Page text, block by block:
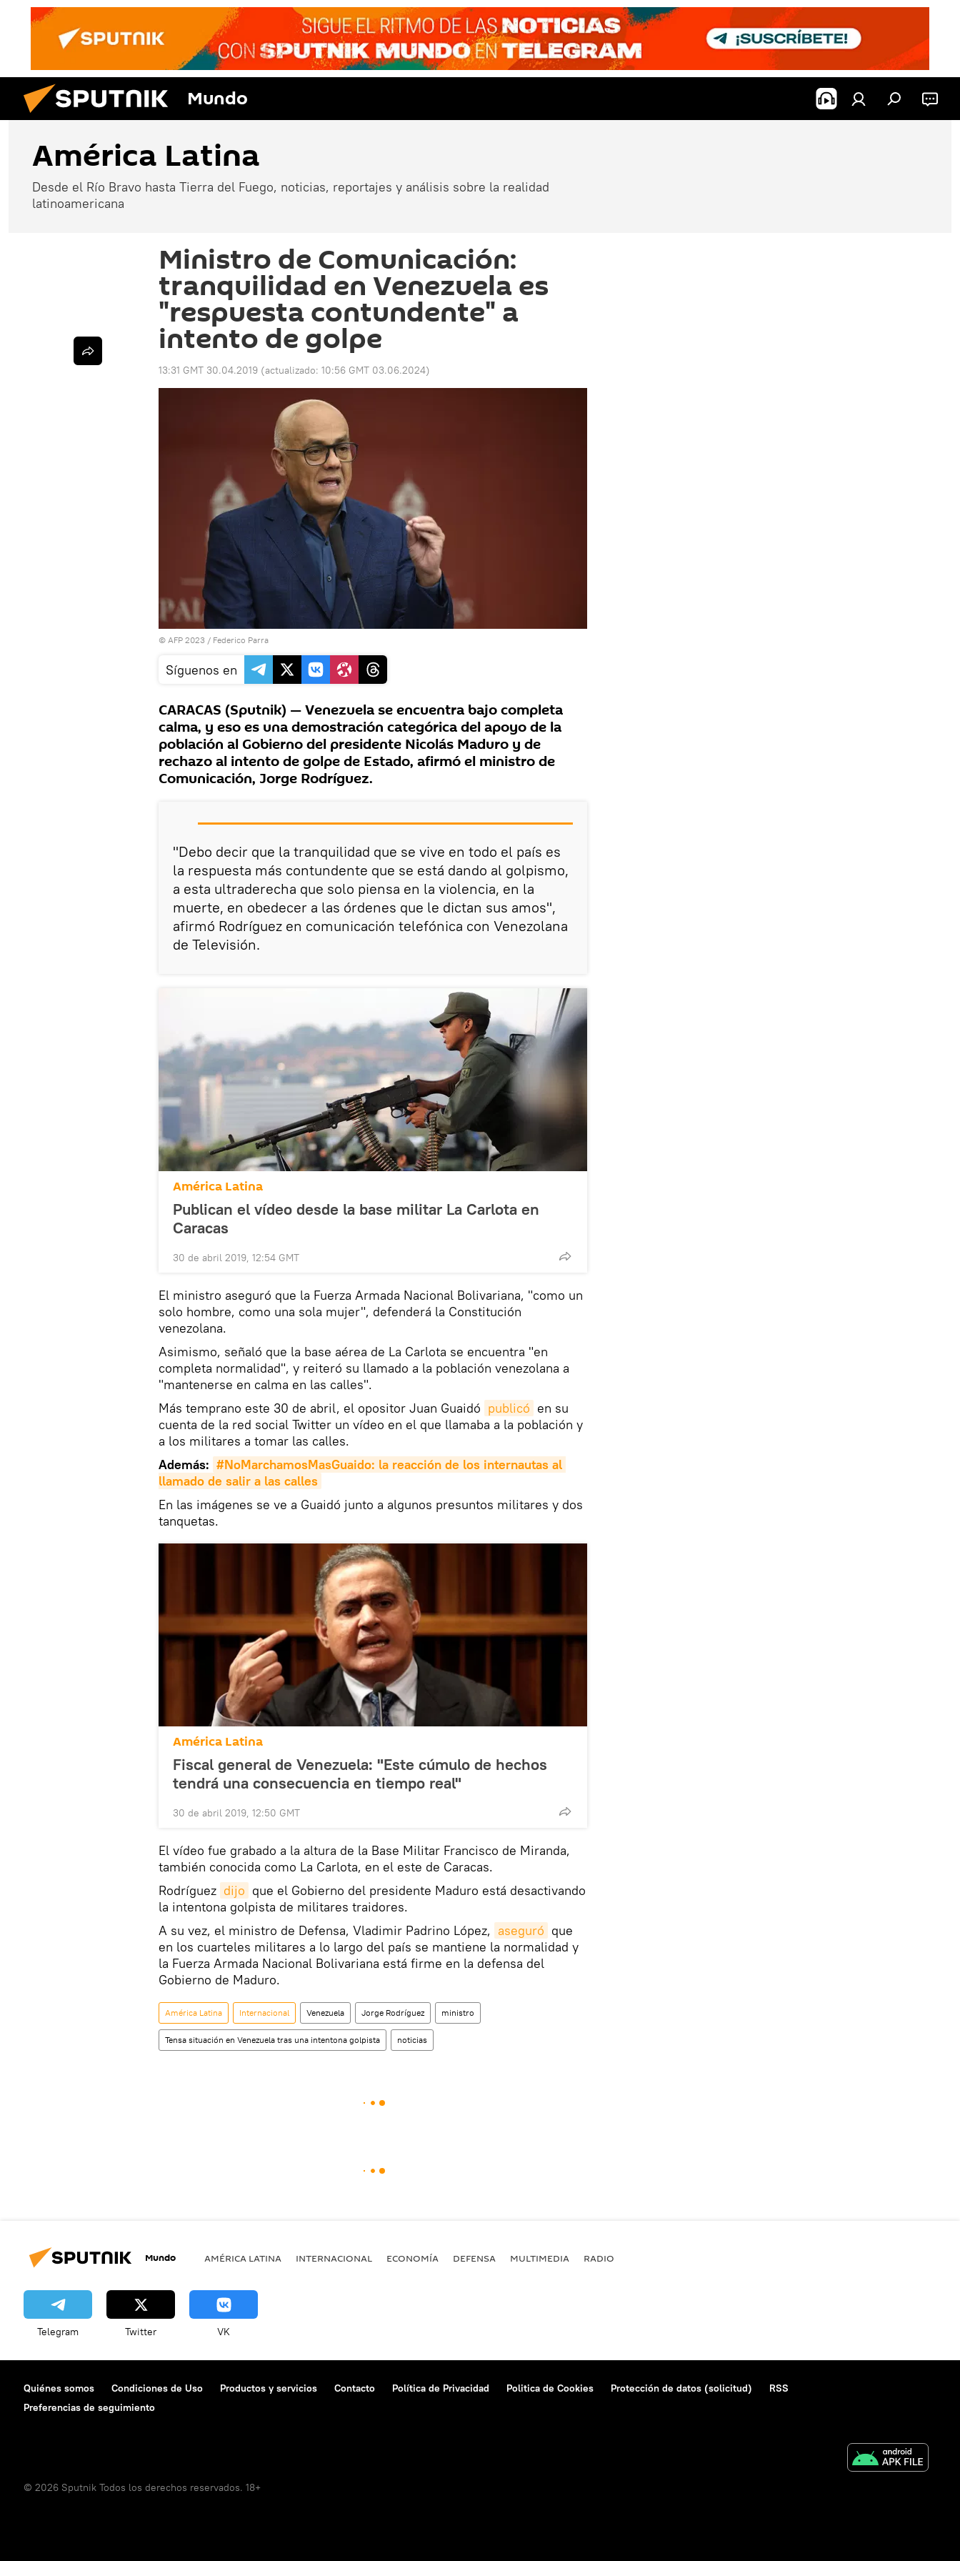
Mundo
América Latina
Desde el Río Bravo hasta Tierra del Fuego, noticias, reportajes y análisis sobre la realidad
latinoamericana
Ministro de Comunicación:
tranquilidad en Venezuela es
"respuesta contundente" a
intento de golpe
13:31 GMT 30.04.2019 (actualizado: 10:56 GMT 03.06.2024)
© AFP 2023 / Federico Parra
Síguenos en
CARACAS (Sputnik) — Venezuela se encuentra bajo completa
calma, y eso es una demostración categórica del apoyo de la
población al Gobierno del presidente Nicolás Maduro y de
rechazo al intento de golpe de Estado, afirmó el ministro de
Comunicación, Jorge Rodríguez.
"Debo decir que la tranquilidad que se vive en todo el país es
la respuesta más contundente que se está dando al golpismo,
a esta ultraderecha que solo piensa en la violencia, en la
muerte, en obedecer a las órdenes que le dictan sus amos",
afirmó Rodríguez en comunicación telefónica con Venezolana
de Televisión.
América Latina
Publican el vídeo desde la base militar La Carlota en
Caracas
30 de abril 2019, 12:54 GMT
El ministro aseguró que la Fuerza Armada Nacional Bolivariana, "como un
solo hombre, como una sola mujer", defenderá la Constitución
venezolana.
Asimismo, señaló que la base aérea de La Carlota se encuentra "en
completa normalidad", y reiteró su llamado a la población venezolana a
"mantenerse en calma en las calles".
Más temprano este 30 de abril, el opositor Juan Guaidó publicó en su
cuenta de la red social Twitter un vídeo en el que llamaba a la población y
a los militares a tomar las calles.
Además: #NoMarchamosMasGuaido: la reacción de los internautas al
llamado de salir a las calles
En las imágenes se ve a Guaidó junto a algunos presuntos militares y dos
tanquetas.
América Latina
Fiscal general de Venezuela: "Este cúmulo de hechos
tendrá una consecuencia en tiempo real"
30 de abril 2019, 12:50 GMT
El vídeo fue grabado a la altura de la Base Militar Francisco de Miranda,
también conocida como La Carlota, en el este de Caracas.
Rodríguez dijo que el Gobierno del presidente Maduro está desactivando
la intentona golpista de militares traidores.
A su vez, el ministro de Defensa, Vladimir Padrino López, aseguró que
en los cuarteles militares a lo largo del país se mantiene la normalidad y
la Fuerza Armada Nacional Bolivariana está firme en la defensa del
Gobierno de Maduro.
América Latina Internacional Venezuela Jorge Rodríguez ministro
Tensa situación en Venezuela tras una intentona golpista noticias
Mundo AMÉRICA LATINA INTERNACIONAL ECONOMÍA DEFENSA MULTIMEDIA RADIO
Telegram Twitter VK
Quiénes somos Condiciones de Uso Productos y servicios Contacto Política de Privacidad Politica de Cookies Protección de datos (solicitud)
RSS
Preferencias de seguimiento
© 2026 Sputnik Todos los derechos reservados. 18+